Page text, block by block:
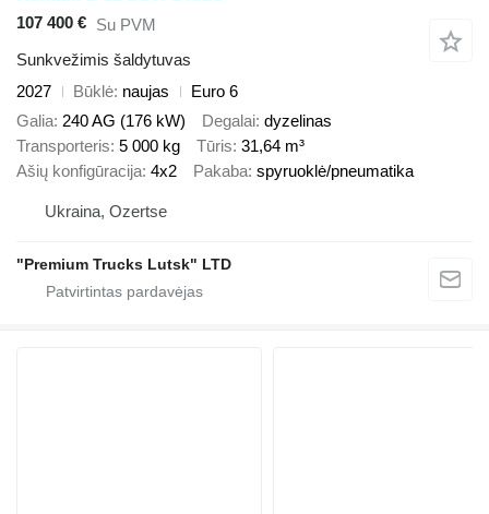
107 400 € Su PVM
Sunkvežimis šaldytuvas
2027
Būklė naujas
Euro 6
Galia 240 AG (176 kW) Degalai dyzelinas
Transporteris 5 000 kg Tūris 31,64 m³
Ašių konfigūracija 4x2 Pakaba spyruoklė/pneumatika
Ukraina, Ozertse
"Premium Trucks Lutsk" LTD